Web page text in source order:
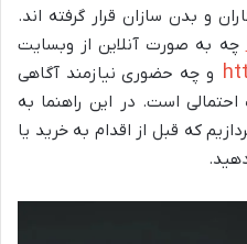
و بدن سازان قرار گرفته اند.
چه به صورت آنلاین از وبسایت
و چه حضوری نیازمند آگاهی
است. در این راهنما به
که قبل از اقدام به خرید یا